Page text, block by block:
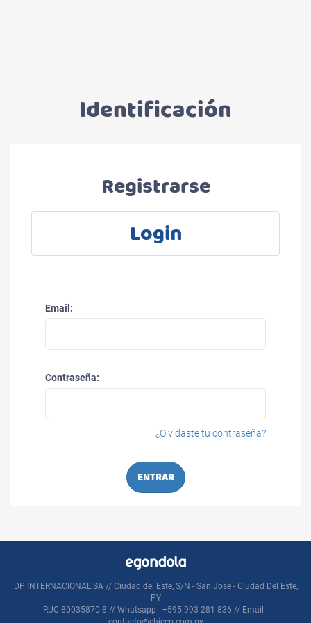
Identificación
Registrarse
Login
Email:
Contraseña:
¿Olvidaste tu contraseña?
ENTRAR
DP INTERNACIONAL SA // Ciudad del Este, S/N - San Jose - Ciudad Del Este,
PY
RUC 80035870-8 // Whatsapp - +595 993 281 836 // Email -